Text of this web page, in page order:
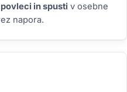
povleci in spusti v osebne
napora.